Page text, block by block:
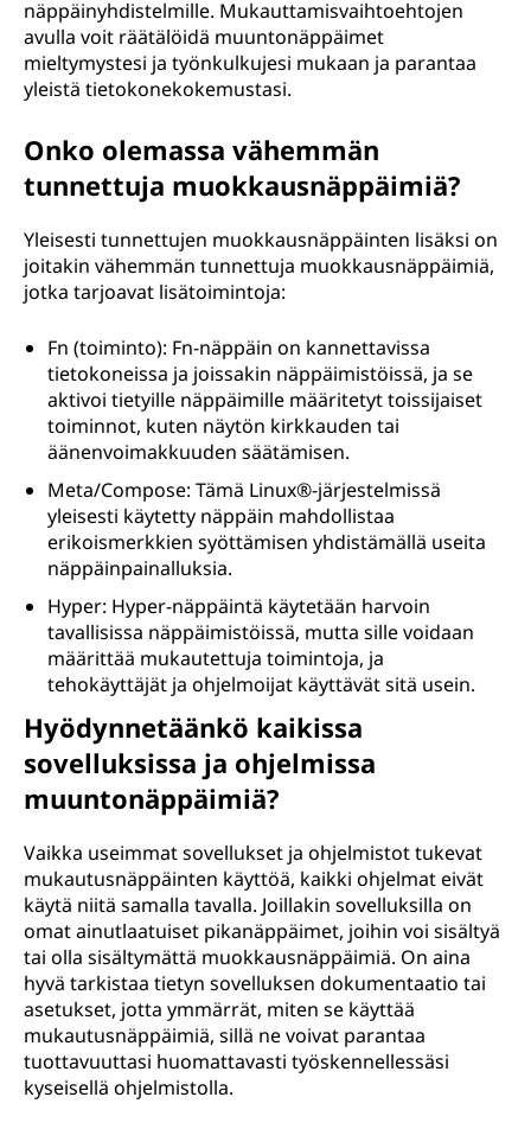
näppäinyhdistelmille. Mukauttamisvaihtoehtojen
avulla voit räätälöidä muuntonäppäimet
mieltymystesi ja työnkulkujesi mukaan ja parantaa
yleistä tietokonekokemustasi.
Onko olemassa vähemmän
tunnettuja muokkausnäppäimiä?
Yleisesti tunnettujen muokkausnäppäinten lisäksi on
joitakin vähemmän tunnettuja muokkausnäppäimiä,
jotka tarjoavat lisätoimintoja:
Fn (toiminto): Fn-näppäin on kannettavissa
tietokoneissa ja joissakin näppäimistöissä, ja se
aktivoi tietyille näppäimille määritetyt toissijaiset
toiminnot, kuten näytön kirkkauden tai
äänenvoimakkuuden säätämisen.
Meta/Compose: Tämä Linux®-järjestelmissä
yleisesti käytetty näppäin mahdollistaa
erikoismerkkien syöttämisen yhdistämällä useita
näppäinpainalluksia.
Hyper: Hyper-näppäintä käytetään harvoin
tavallisissa näppäimistöissä, mutta sille voidaan
määrittää mukautettuja toimintoja, ja
tehokäyttäjät ja ohjelmoijat käyttävät sitä usein.
Hyödynnetäänkö kaikissa
sovelluksissa ja ohjelmissa
muuntonäppäimiä?
Vaikka useimmat sovellukset ja ohjelmistot tukevat
mukautusnäppäinten käyttöä, kaikki ohjelmat eivät
käytä niitä samalla tavalla. Joillakin sovelluksilla on
omat ainutlaatuiset pikanäppäimet, joihin voi sisältyä
tai olla sisältymättä muokkausnäppäimiä. On aina
hyvä tarkistaa tietyn sovelluksen dokumentaatio tai
asetukset, jotta ymmärrät, miten se käyttää
mukautusnäppäimiä, sillä ne voivat parantaa
tuottavuuttasi huomattavasti työskennellessäsi
kyseisellä ohjelmistolla.